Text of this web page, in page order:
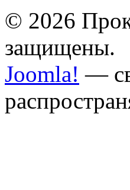
© 2026
защищены.
Joomla! —